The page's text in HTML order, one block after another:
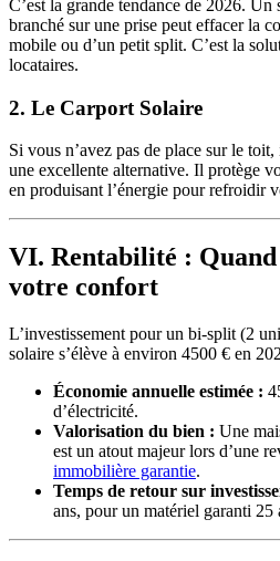
C’est la grande tendance de 2026. Un
branché sur une prise peut effacer la
mobile ou d’un petit split. C’est la
locataires.
2. Le Carport Solaire
Si vous n’avez pas de place sur le
une excellente alternative. Il protège
en produisant l’énergie pour refroidir
VI. Rentabilité : Quand
votre confort
L’investissement pour un bi-split (2
solaire s’élève à environ 4500 € en
Économie annuelle estimée :
d’électricité.
Valorisation du bien : Une
est un atout majeur lors d’une
immobilière garantie.
Temps de retour sur
ans, pour un matériel garanti 25